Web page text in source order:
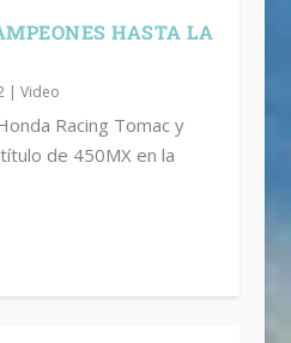
HASTA LA
| Video
Racing Tomac y
de 450MX en la